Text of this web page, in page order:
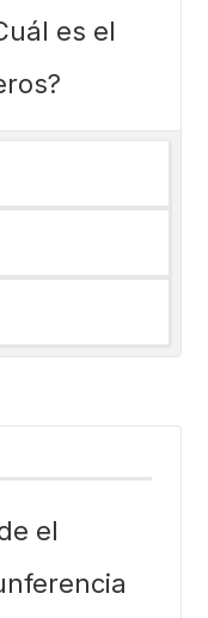
es el
el